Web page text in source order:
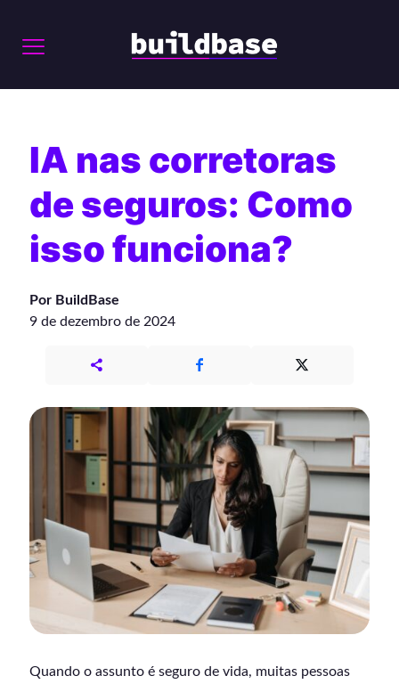
IA nas corretoras
de seguros: Como
isso funciona?
Por BuildBase
9 de dezembro de 2024
Quando o assunto é seguro de vida, muitas pessoas